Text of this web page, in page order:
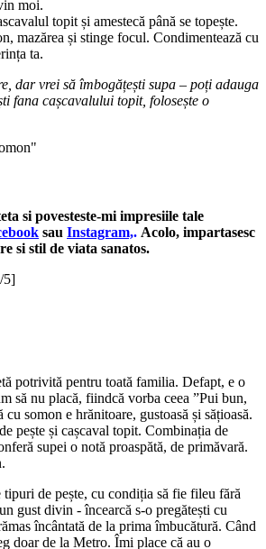
moi.
topit și amestecă până se topește.
mazărea și stinge focul. Condimentează cu
ta.
dar vrei să îmbogățești supa – poți adauga
fana cașcavalului topit, folosește o
si povesteste-mi impresiile tale
sau Instagram,. Acolo, impartasesc
si stil de viata sanatos.
5]
potrivită pentru toată familia. Defapt, e o
să nu placă, fiindcă vorba ceea ”Pui bun,
cu somon e hrănitoare, gustoasă și sățioasă.
pește și cașcaval topit. Combinația de
supei o notă proaspătă, de primăvară.
de pește, cu condiția să fie fileu fără
gust divin - încearcă s-o pregătești cu
încântată de la prima îmbucătură. Când
doar de la Metro. Îmi place că au o